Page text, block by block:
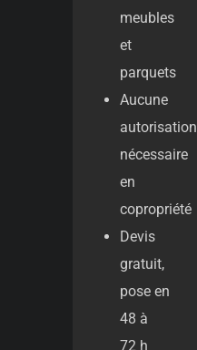
meubles
et
parquets
Aucune
autorisation
nécessaire
en
copropriété
Devis
gratuit,
pose en
48 à
72 h